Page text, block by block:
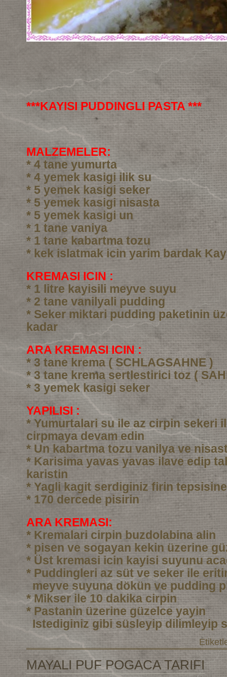
***KAYISI PUDDINGLI PASTA ***
MALZEMELER:
* 4 tane yumurta
* 4 yemek kasigi ilik su
* 5 yemek kasigi seker
* 5 yemek kasigi nisasta
* 5 yemek kasigi un
* 1 tane vaniya
* 1 tane kabartma tozu
* kek islatmak icin yarim bardak
KREMASI ICIN :
* 1 litre kayisili meyve suyu
* 2 tane vanilyali pudding
* Seker miktari pudding paketinin
kadar
ARA KREMASI ICIN :
* 3 tane krema ( SCHLAGSAHNE )
* 3 tane krema sertlestirici toz (
* 3 yemek kasigi seker
YAPILISI :
* Yumurtalari su ile az cirpin sekeri
cirpmaya devam edin
* Un kabartma tozu vanilya ve
* Karisima yavas yavas ilave edip
karistin
* Yagli kagit serdiginiz firin
* 170 dercede pisirin
ARA KREMASI:
* Kremalari cirpin buzdolabina alin
* pisen ve sogayan kekin üzerine
* Üst kremasi icin kayisi suyunu
* Puddingleri az süt ve seker ile
meyve suyuna dökün ve pudding
* Mikser ile 10 dakika cirpin
* Pastanin üzerine güzelce yayin
Istediginiz gibi süsleyip dilimleyip
MAYALI PUF POGACA TARIFI